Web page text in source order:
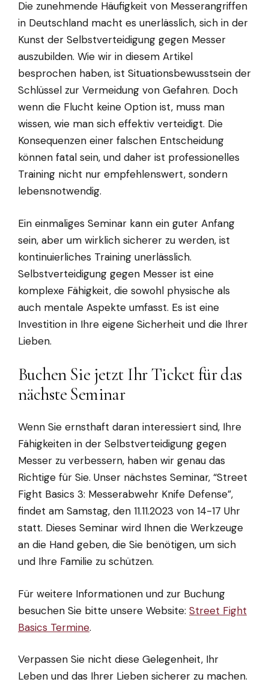
Die zunehmende Häufigkeit von Messerangriffen
in Deutschland macht es unerlässlich, sich in der
Kunst der Selbstverteidigung gegen Messer
auszubilden. Wie wir in diesem Artikel
besprochen haben, ist Situationsbewusstsein der
Schlüssel zur Vermeidung von Gefahren. Doch
wenn die Flucht keine Option ist, muss man
wissen, wie man sich effektiv verteidigt. Die
Konsequenzen einer falschen Entscheidung
können fatal sein, und daher ist professionelles
Training nicht nur empfehlenswert, sondern
lebensnotwendig.
Ein einmaliges Seminar kann ein guter Anfang
sein, aber um wirklich sicherer zu werden, ist
kontinuierliches Training unerlässlich.
Selbstverteidigung gegen Messer ist eine
komplexe Fähigkeit, die sowohl physische als
auch mentale Aspekte umfasst. Es ist eine
Investition in Ihre eigene Sicherheit und die Ihrer
Lieben.
Buchen Sie jetzt Ihr Ticket für das
nächste Seminar
Wenn Sie ernsthaft daran interessiert sind, Ihre
Fähigkeiten in der Selbstverteidigung gegen
Messer zu verbessern, haben wir genau das
Richtige für Sie. Unser nächstes Seminar, “Street
Fight Basics 3: Messerabwehr Knife Defense”,
findet am Samstag, den 11.11.2023 von 14-17 Uhr
statt. Dieses Seminar wird Ihnen die Werkzeuge
an die Hand geben, die Sie benötigen, um sich
und Ihre Familie zu schützen.
Für weitere Informationen und zur Buchung
besuchen Sie bitte unsere Website: Street Fight
Basics Termine.
Verpassen Sie nicht diese Gelegenheit, Ihr
Leben und das Ihrer Lieben sicherer zu machen.